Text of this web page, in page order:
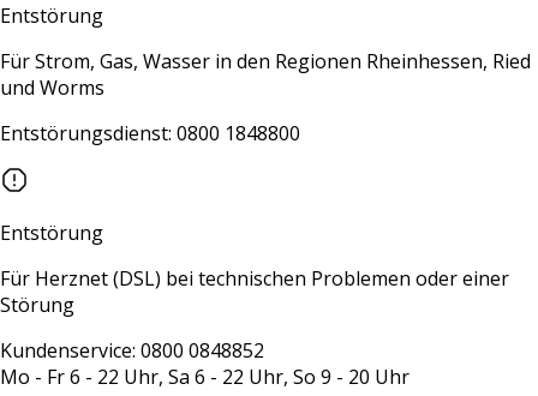
Entstörung
Für Strom, Gas, Wasser in den Regionen Rheinhessen, Ried
und Worms
Entstörungsdienst: 0800 1848800
Entstörung
Für Herznet (DSL) bei technischen Problemen oder einer
Störung
Kundenservice: 0800 0848852
Mo - Fr 6 - 22 Uhr, Sa 6 - 22 Uhr, So 9 - 20 Uhr